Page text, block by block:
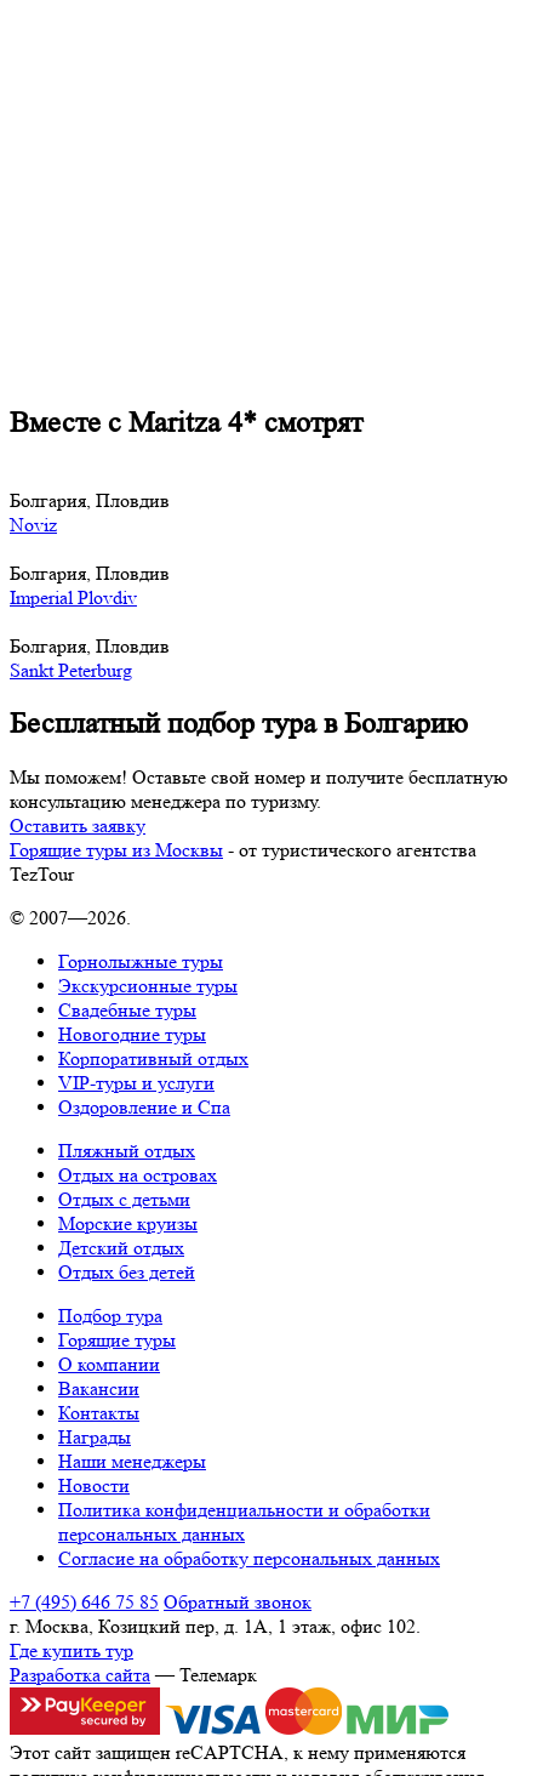
Вместе с Maritza 4* смотрят
Болгария, Пловдив
Noviz
Болгария, Пловдив
Imperial Plovdiv
Болгария, Пловдив
Sankt Peterburg
Бесплатный подбор тура в Болгарию
Мы поможем! Оставьте свой номер и получите бесплатную
консультацию менеджера по туризму.
Оставить заявку
Горящие туры из Москвы - от туристического агентства
TezTour
© 2007—2026.
Горнолыжные туры
Экскурсионные туры
Свадебные туры
Новогодние туры
Корпоративный отдых
VIP-туры и услуги
Оздоровление и Спа
Пляжный отдых
Отдых на островах
Отдых с детьми
Морские круизы
Детский отдых
Отдых без детей
Подбор тура
Горящие туры
О компании
Вакансии
Контакты
Награды
Наши менеджеры
Новости
Политика конфиденциальности и обработки
персональных данных
Согласие на обработку персональных данных
+7 (495) 646 75 85 Обратный звонок
г. Москва, Козицкий пер, д. 1А, 1 этаж, офис 102.
Где купить тур
Разработка сайта— Телемарк
Этот сайт защищен reCAPTCHA, к нему применяются